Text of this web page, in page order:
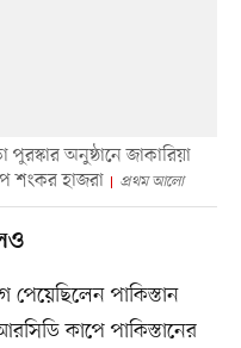
অনুষ্ঠানে জাকারিয়া
শংকর হাজরা
প্রথম আলো
পেয়েছিলেন পাকিস্তান
কাপে পাকিস্তানের